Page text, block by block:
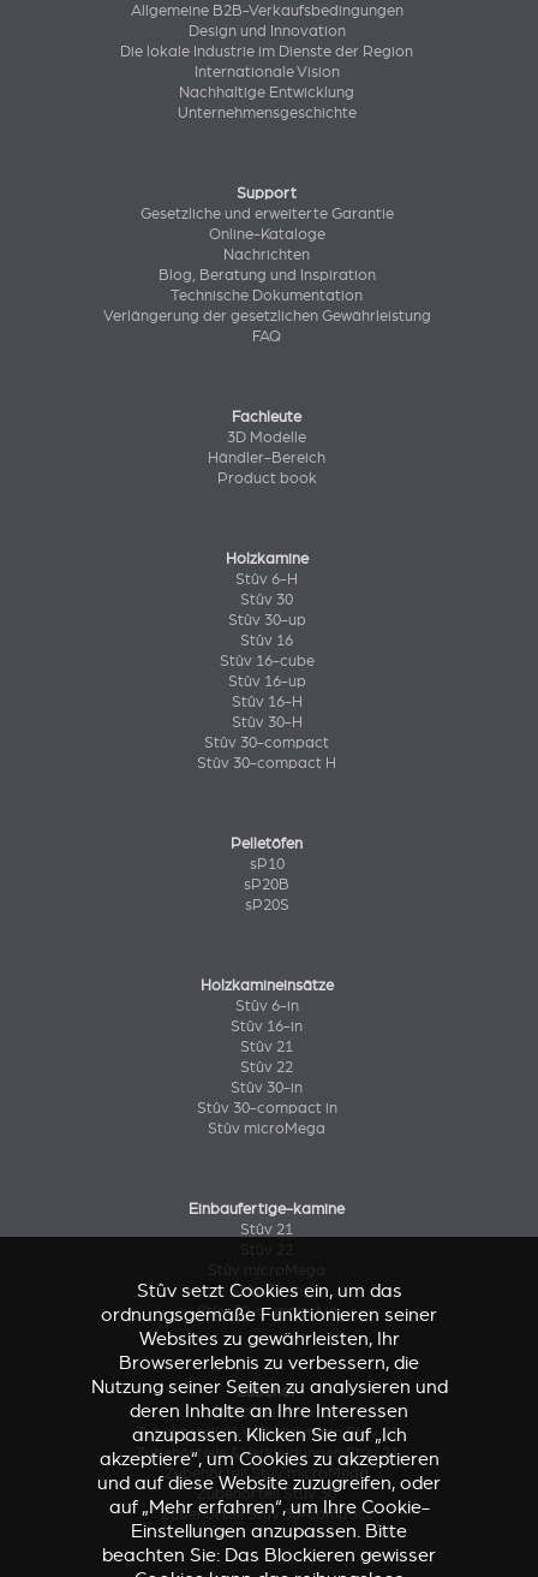
Allgemeine B2B-Verkaufsbedingungen
Design und Innovation
Die lokale Industrie im Dienste der Region
Internationale Vision
Nachhaltige Entwicklung
Unternehmensgeschichte
Support
Gesetzliche und erweiterte Garantie
Online-Kataloge
Nachrichten
Blog, Beratung und Inspiration
Technische Dokumentation
Verlängerung der gesetzlichen Gewährleistung
FAQ
Fachleute
3D Modelle
Händler-Bereich
Product book
Holzkamine
Stûv 6-H
Stûv 30
Stûv 30-up
Stûv 16
Stûv 16-cube
Stûv 16-up
Stûv 16-H
Stûv 30-H
Stûv 30-compact
Stûv 30-compact H
Pelletöfen
sP10
sP20B
sP20S
Holzkamineinsätze
Stûv 6-in
Stûv 16-in
Stûv 21
Stûv 22
Stûv 30-in
Stûv 30-compact in
Stûv microMega
Einbaufertige-kamine
Stûv 21
Stûv 30-in
Stûv 30-compact in
Zubehör
Zubehörteil Stûv 16
Zubehörteile & Verkleidungen Stûv 21
Zubehörteile & Verkleidungen Stûv 21
Zubehörteil Stûv microMega
Zubehörteil Stûv 30
Zubehörteil Stûv 30-compact
Stûv setzt Cookies ein, um das
ordnungsgemäße Funktionieren seiner
Websites zu gewährleisten, Ihr
Browsererlebnis zu verbessern, die
Nutzung seiner Seiten zu analysieren und
deren Inhalte an Ihre Interessen
anzupassen. Klicken Sie auf „Ich
akzeptiere“, um Cookies zu akzeptieren
und auf diese Website zuzugreifen, oder
auf „Mehr erfahren“, um Ihre Cookie-
Einstellungen anzupassen. Bitte
beachten Sie: Das Blockieren gewisser